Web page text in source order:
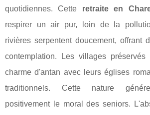
quotidiennes. Cette retraite en
respirer un air pur, loin de la
rivières serpentent doucement, offrant
contemplation. Les villages préservés
charme d'antan avec leurs églises
traditionnels. Cette nature
positivement le moral des seniors.